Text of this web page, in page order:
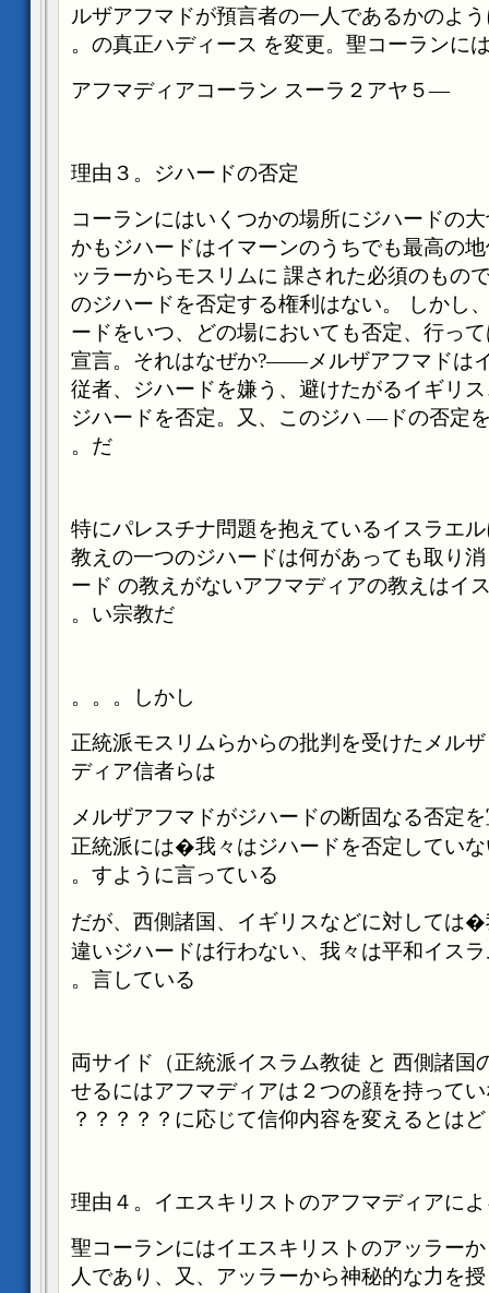
ルザアフマドが預言者の一人であるかのよ
の真正ハディース を変更。聖コーランに
―アフマディアコーラン
スーラ２アヤ５
理由３。ジハードの否定
コーランにはいくつかの場所にジハードの
かもジハードはイマーンのうちでも最高の
ッラーからモスリムに 課された必須のもの
のジハードを否定する権利はない。
しかし
ードをいつ、どの場においても否定、行っ
宣言。それはなぜか?――メルザアフマドは
従者、ジハードを嫌う、避けたがるイギリ
ジハードを否定。又、このジハ ―ドの否定
だ。
――特にパレスチナ問題を抱えているイスラエ
教えの一つのジハードは何があっても取り
ード の教えがないアフマディアの教えはイ
い宗教だ。
しかし。。。
正統派モスリムらからの批判を受けたメルザ
ディア信者らは
メルザアフマドがジハードの断固なる否定
正統派には�我々はジハードを否定してい
すように言っている。
だが、西側諸国、イギリスなどに対しては
違いジハードは行わない、我々は平和イス
言している。
両サイド（正統派イスラム教徒 と 西側諸国
せるにはアフマディアは２つの顔を持って
に応じて信仰内容を変えるとはどうい
理由４。イエスキリストのアフマディアに
聖コーランにはイエスキリストのアッラー
人であり、又、アッラーから神秘的な力を